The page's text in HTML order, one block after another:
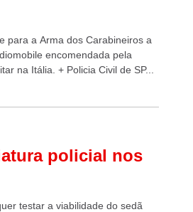
para a Arma dos Carabineiros a
encomendada pela
na Itália. + Policia Civil de SP...
policial nos
testar a viabilidade do sedã